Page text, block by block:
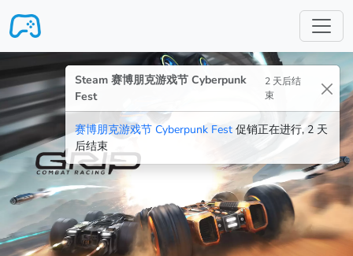
Steam 赛博朋克游戏节 Cyberpunk
Fest
2 天后结
束
赛博朋克游戏节 Cyberpunk Fest 促销正在进行, 2 天
后结束